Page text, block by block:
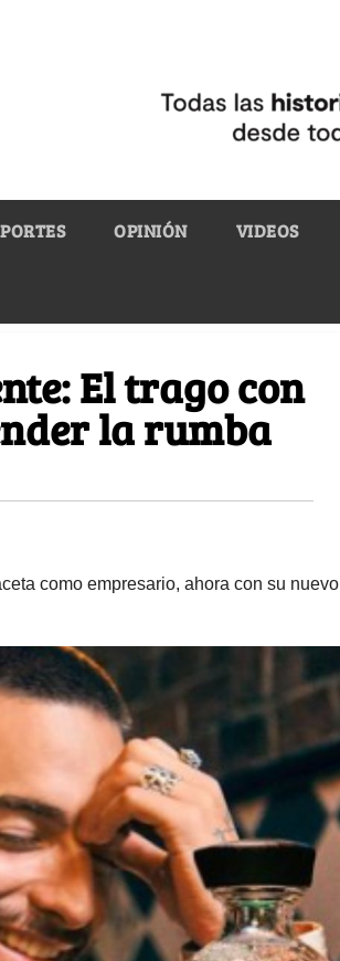
OPINIÓN VIDEOS
El trago con
la rumba
como empresario, ahora con su nuevo